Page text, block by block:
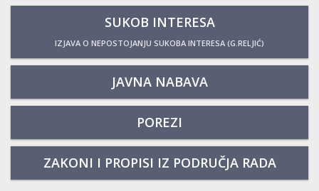
SUKOB INTERESA
IZJAVA O NEPOSTOJANJU SUKOBA INTERESA (G.RELJIĆ)
JAVNA NABAVA
POREZI
ZAKONI I PROPISI IZ PODRUČJA RADA